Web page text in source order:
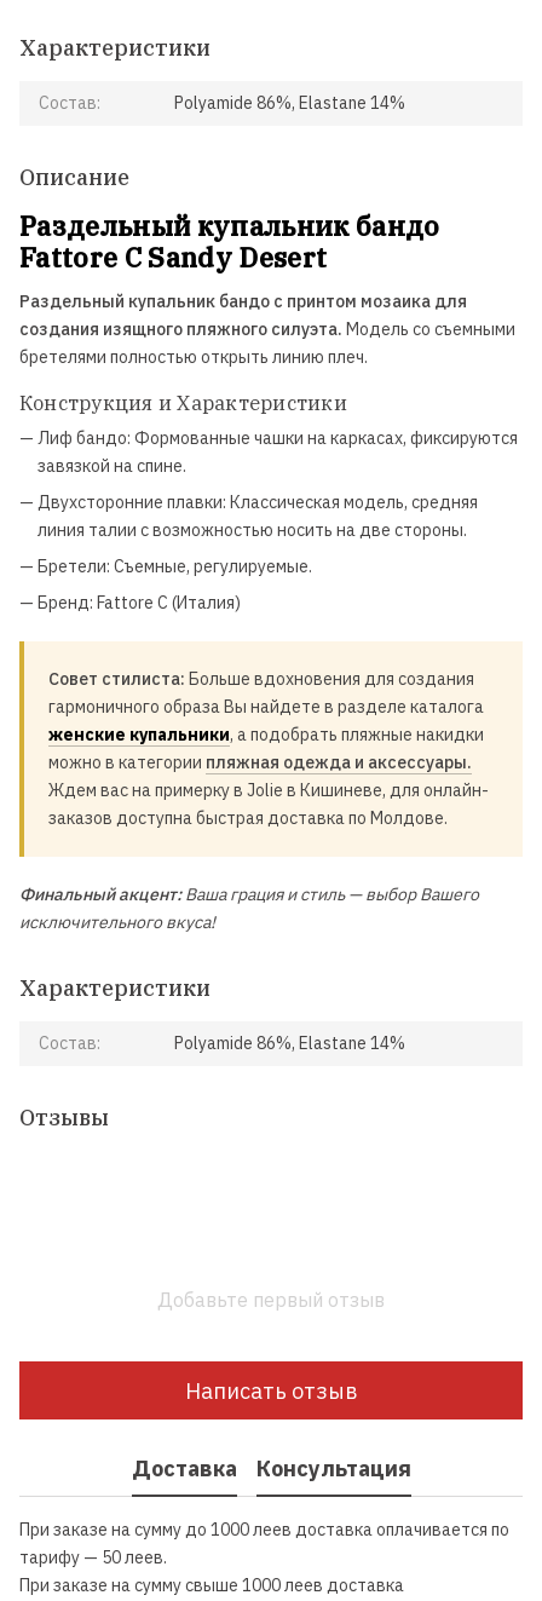
Характеристики
Состав: Polyamide 86%, Elastane 14%
Описание
Раздельный купальник бандо
Fattore C Sandy Desert
Раздельный купальник бандо с принтом мозаика для
создания изящного пляжного силуэта. Модель со съемными
бретелями полностью открыть линию плеч.
Конструкция и Характеристики
— Лиф бандо: Формованные чашки на каркасах, фиксируются
завязкой на спине.
— Двухсторонние плавки: Классическая модель, средняя
линия талии с возможностью носить на две стороны.
— Бретели: Съемные, регулируемые.
— Бренд: Fattore C (Италия)
Совет стилиста: Больше вдохновения для создания
гармоничного образа Вы найдете в разделе каталога
женские купальники, а подобрать пляжные накидки
можно в категории пляжная одежда и аксессуары.
Ждем вас на примерку в Jolie в Кишиневе, для онлайн-
заказов доступна быстрая доставка по Молдове.
Финальный акцент:Ваша грация и стиль — выбор Вашего
исключительного вкуса!
Характеристики
Состав: Polyamide 86%, Elastane 14%
Отзывы
Добавьте первый отзыв
Написать отзыв
Доставка Консультация
При заказе на сумму до 1000 леев доставка оплачивается по
тарифу — 50 леев.
При заказе на сумму свыше 1000 леев доставка